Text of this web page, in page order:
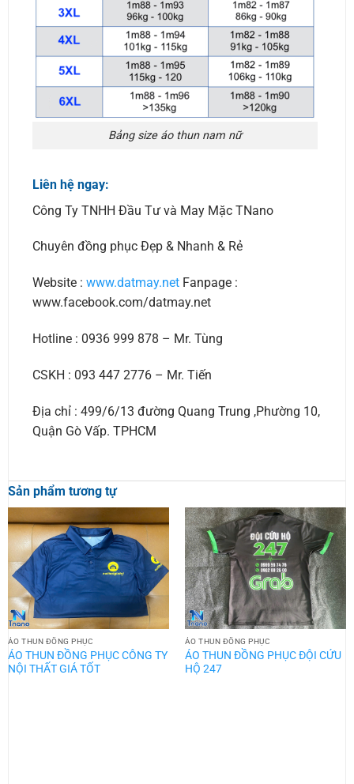
Bảng size áo thun nam nữ
Liên hệ ngay:
Công Ty TNHH Đầu Tư và May Mặc TNano
Chuyên đồng phục Đẹp & Nhanh & Rẻ
Website : www.datmay.netFanpage :
www.facebook.com/datmay.net
Hotline : 0936 999 878 – Mr. Tùng
CSKH : 093 447 2776 – Mr. Tiến
Địa chỉ : 499/6/13 đường Quang Trung ,Phường 10,
Quận Gò Vấp. TPHCM
Sản phẩm tương tự
ÁO THUN ĐỒNG PHỤC
ÁO THUN ĐỒNG PHỤC CÔNG TY
NỘI THẤT GIÁ TỐT
ÁO THUN ĐỒNG PHỤC
ÁO THUN ĐỒNG PHỤC ĐỘI CỨU
HỘ 247